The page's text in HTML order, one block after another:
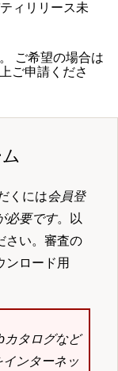
ィリリース未
ご希望の場合は
ご申請くださ
くには会員登
必要です。以
さい。審査の
ンロード用
カタログなど
ンターネッ